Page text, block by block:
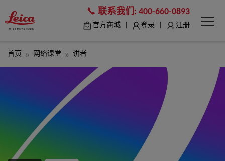
联系我们: 400-660-0893
官方商城 登录 注册
首页 网络课堂 讲者